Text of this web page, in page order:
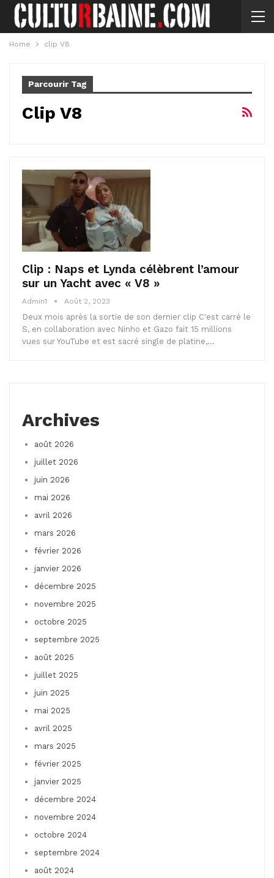
Home clip V8
Parcourir Tag
Clip V8
Clip : Naps et Lynda célèbrent l’amour
sur un Yacht avec « V8 »
Admin1 Août 2, 2023
Deux mois après la sortie de son dernier clip C'est carré le
S, en collaboration avec Ninho et Gazo fait 15 millions
vues sur YouTube et est sacré single de platine,…
Archives
août 2026
juillet 2026
juin 2026
mai 2026
avril 2026
mars 2026
février 2026
janvier 2026
décembre 2025
novembre 2025
octobre 2025
septembre 2025
août 2025
juillet 2025
juin 2025
mai 2025
avril 2025
mars 2025
février 2025
janvier 2025
décembre 2024
novembre 2024
octobre 2024
septembre 2024
août 2024